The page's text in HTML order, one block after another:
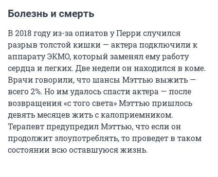
Болезнь и смерть
В 2018 году из-за опиатов у Перри случился
разрыв толстой кишки — актера подключили к
аппарату ЭКМО, который заменял ему работу
сердца и легких. Две недели он находился в коме.
Врачи говорили, что шансы Мэттью выжить —
всего 2%. Но им удалось спасти актера — после
возвращения «с того света» Мэттью пришлось
девять месяцев жить с калоприемником.
Терапевт предупредил Мэттью, что если он
продолжит злоупотреблять, то проведет в таком
состоянии всю оставшуюся жизнь.